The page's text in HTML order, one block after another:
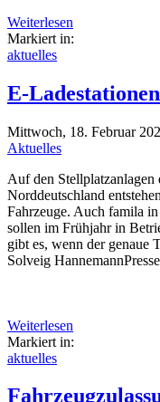
Weiterlesen
Markiert in:
aktuelles
E-
Mittwoch, 18. Februar
Aktuelles
Auf den
Norddeutschland
Fahrzeuge. Auch famila
sollen im Frühjahr in
gibt es, wenn der genaue
Solveig
Weiterlesen
Markiert in:
aktuelles